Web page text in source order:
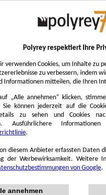
Polyrey respektiert Ihre
verwenden Cookies, um Inhalte zu
zu verbessern, indem
Informationen mitteilen, die Ihren
„Alle annehmen“ klicken,
Sie können jederzeit auf die
zu sehen und Cookies
Ausführlichere
.
diesem Anbieter erfassten Daten
der Werbewirksamkeit. Weitere
von Google.
annehmen